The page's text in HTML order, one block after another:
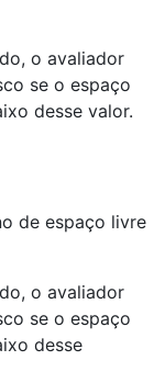
o avaliador
se o espaço
desse valor.
de espaço livre
o avaliador
se o espaço
desse